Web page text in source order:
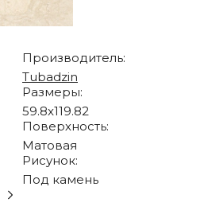
Производитель:
Tubadzin
Размеры:
59.8x119.82
Поверхность:
Матовая
Рисунок:
Под камень